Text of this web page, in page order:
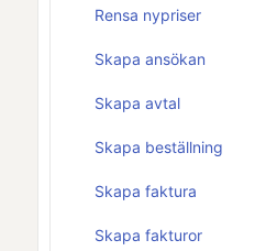
Rensa nypriser
Skapa ansökan
Skapa avtal
Skapa beställning
Skapa faktura
Skapa fakturor